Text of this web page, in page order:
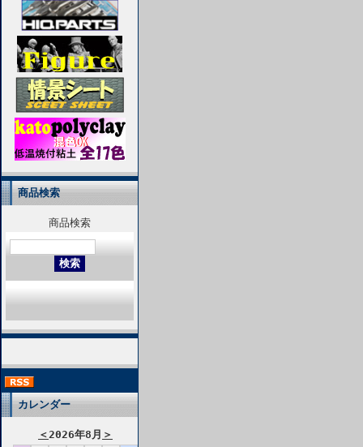
商品検索
商品検索
カレンダー
＜2026年8月 ＞